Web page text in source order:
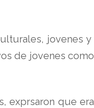
jovenes y
de jovenes como
exprsaron que era